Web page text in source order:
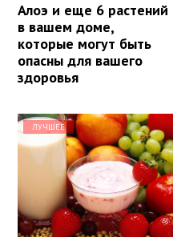
Алоэ и еще 6 растений
в вашем доме,
которые могут быть
опасны для вашего
здоровья
ЛУЧШЕЕ